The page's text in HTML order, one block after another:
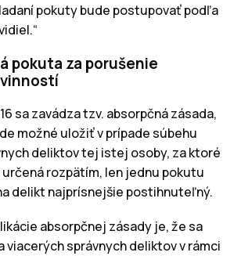
pokuty bude postupovať podľa
pokuta za porušenie
sa zavádza tzv. absorpčná zásada,
možné uložiť v prípade súbehu
deliktov tej istej osoby, za ktoré
rozpätím, len jednu pokutu
delikt najprísnejšie postihnuteľný.
absorpčnej zásady je, že sa
viacerých správnych deliktov v rámci